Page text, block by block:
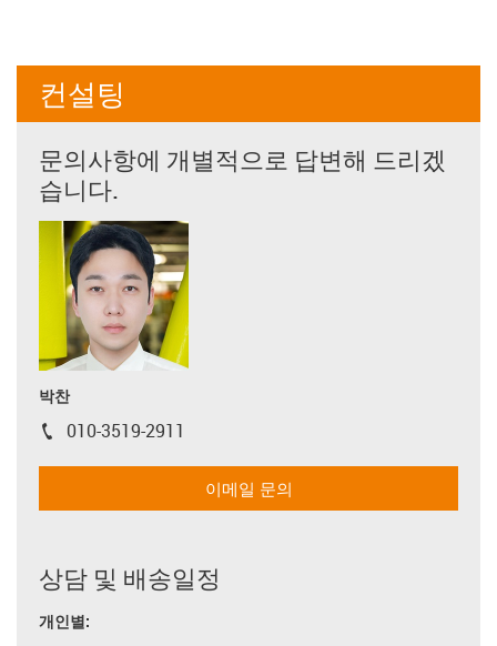
컨설팅
문의사항에 개별적으로 답변해 드리겠
습니다.
박찬
igus-icon-phone
010-3519-2911
이메일 문의
상담 및 배송일정
개인별: